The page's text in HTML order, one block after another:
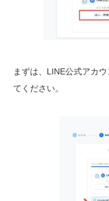
まずは、LINE公式アカ
てください。